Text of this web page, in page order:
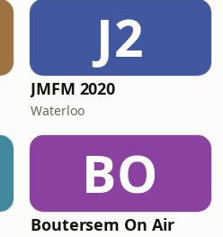
J2
JMFM 2020
Waterloo
BO
Boutersem On Air